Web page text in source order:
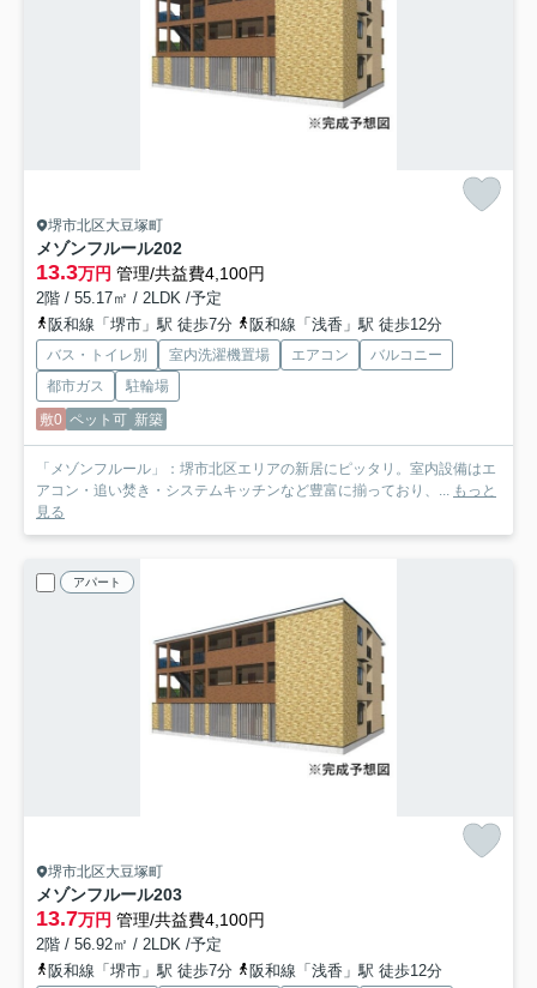
堺市北区大豆塚町
メゾンフルール202
13.3万円 管理/共益費4,100円
2階 / 55.17㎡ / 2LDK /予定
阪和線「堺市」駅 徒歩7分
阪和線「浅香」駅 徒歩12分
バス・トイレ別 室内洗濯機置場 エアコン
バルコニー
都市ガス
駐輪場
敷0 ペット可 新築
「メゾンフルール」：堺市北区エリアの新居にピッタリ。室内設備はエ
アコン・追い焚き・システムキッチンなど豊富に揃っており、... もっと
見る
アパート
堺市北区大豆塚町
メゾンフルール203
13.7万円 管理/共益費4,100円
2階 / 56.92㎡ / 2LDK /予定
阪和線「堺市」駅 徒歩7分
阪和線「浅香」駅 徒歩12分